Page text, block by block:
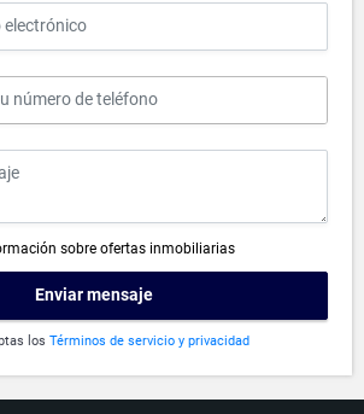
sobre ofertas inmobiliarias
Enviar mensaje
los Términos de servicio y privacidad